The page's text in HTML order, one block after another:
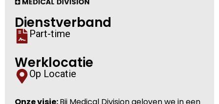
Dienstverband
Part-time
Werklocatie
Op Locatie